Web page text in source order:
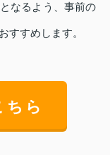
なるよう、事前の
すすめします。
ら